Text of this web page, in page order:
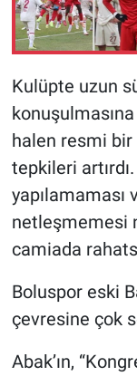
Kulüpte uzun
halen resmi bir
tepkileri
netleşmemesi
camiada
Boluspor eski
çevresine çok
Abak’ın,